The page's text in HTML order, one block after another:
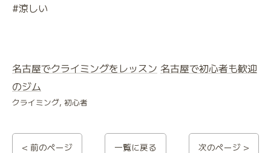
#涼しい
名古屋でクライミングをレッスン 名古屋で初心者も歓迎
のジム
クライミング 初心者
< 前のページ 一覧に戻る 次のページ >